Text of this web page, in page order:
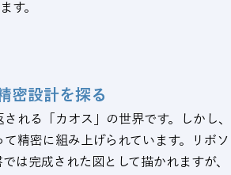
す。
密設計を探る
れる「カオス」の世界です。しかし、
精密に組み上げられています。リボソ
は完成された図として描かれますが、